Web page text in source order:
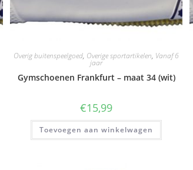
Overig buitenspeelgoed, Overige sportartikelen, Vanaf 6
jaar
Gymschoenen Frankfurt – maat 34 (wit)
€15,99
Toevoegen aan winkelwagen